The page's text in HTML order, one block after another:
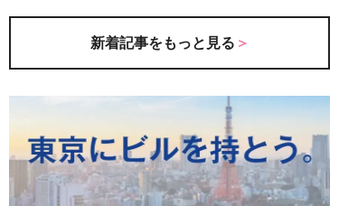
新着記事をもっと見る